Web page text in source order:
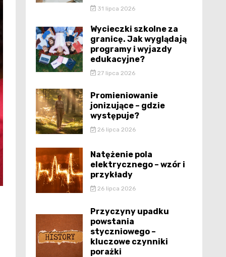
31 lipca 2026
Wycieczki szkolne za
granicę. Jak wyglądają
programy i wyjazdy
edukacyjne?
27 lipca 2026
Promieniowanie
jonizujące – gdzie
występuje?
26 lipca 2026
Natężenie pola
elektrycznego – wzór i
przykłady
26 lipca 2026
Przyczyny upadku
powstania
styczniowego –
kluczowe czynniki
porażki